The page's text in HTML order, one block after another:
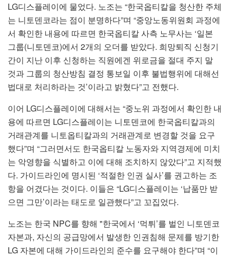
LG디스플레이에 물었다. 노조는 “한국옵티칼을 청산한 주체
는 니토덴코라는 점이 분명하다”며 “중앙노동위원회 과정에
서 확인한 내용에 따르면 한국옵티칼 사측 노무사는 ‘일본
그룹(니토덴코)에서 2개의 오더를 받았다. 희망퇴직 신청기
간이 지난 이후 신청하는 직원에겐 위로금을 절대 주지 말
것과 그룹의 청산방침 결정 통보일 이후 불법행위에 대해선
법대로 처리하라는 것’이라고 밝혔다”고 전했다.
이어 LG디스플레이에 대해서는 “중노위 과정에서 확인한 내
용에 따르면 LG디스플레이는 니토덴코에 한국옵티칼과의
거래관계를 니토옵티칼과의 거래관계로 변경할 것을 요구
했다”며 “그러면서도 한국옵티칼 노동자와 지역경제에 미치
는 악영향을 식별하고 이에 대해 조치하지 않았다”고 지적했
다. 가이드라인에 명시된 ‘적절한 인권 실사’를 권고하는 조
항을 어겼다는 것이다. 이들은 “LG디스플레이는 ‘납품만 받
으면 그만’이라는 태도로 일관했다”고 꼬집었다.
노조는 한국 NPC를 향해 "한국에서 ‘먹튀’를 벌인 니토덴코
자본과, 자신의 공급망에서 발생한 인권침해 문제를 방기한
LG 자본에 대해 가이드라인의 준수를 요구해야 한다”며 “이